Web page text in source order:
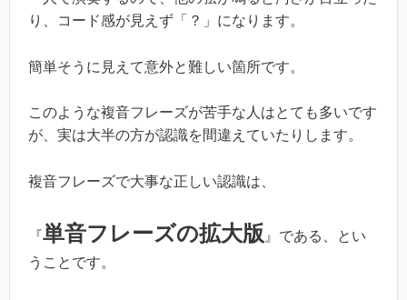
り、コード感が見えず「？」になります。
簡単そうに見えて意外と難しい箇所です。
このような複音フレーズが苦手な人はとても多いです
が、実は大半の方が認識を間違えていたりします。
複音フレーズで大事な正しい認識は、
『単音フレーズの拡大版 』である、とい
うことです。